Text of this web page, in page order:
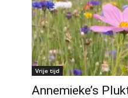
Vrije tijd
Annemieke’s